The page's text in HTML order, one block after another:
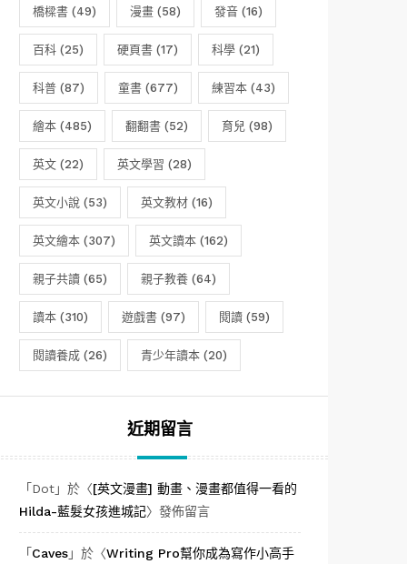
橋樑書 (49) 漫畫 (58) 發音 (16)
百科 (25) 硬頁書 (17) 科學 (21)
科普 (87) 童書 (677) 練習本 (43)
繪本 (485) 翻翻書 (52) 育兒 (98)
英文 (22) 英文學習 (28)
英文小說 (53) 英文教材 (16)
英文繪本 (307) 英文讀本 (162)
親子共讀 (65) 親子教養 (64)
讀本 (310) 遊戲書 (97) 閱讀 (59)
閱讀養成 (26) 青少年讀本 (20)
近期留言
「 Dot」於〈[英文漫畫] 動畫、漫畫都值得一看的
Hilda-藍髮女孩進城記〉發佈留言
「 Caves」於〈Writing Pro幫你成為寫作小高手